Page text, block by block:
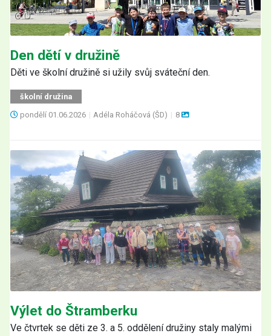
Den dětí v družině
Děti ve školní družině si užily svůj sváteční den.
školní družina
pondělí 01.06.2026 | Adéla Roháčová (ŠD) | 8
Výlet do Štramberku
Ve čtvrtek se děti ze 3. a 5. oddělení družiny staly malými